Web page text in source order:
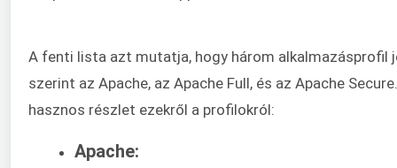
A fenti lista azt mutatja, hogy három alkalmazásprofil
szerint az Apache, az Apache Full, és az Apache
hasznos részlet ezekről a profilokról:
Apache: